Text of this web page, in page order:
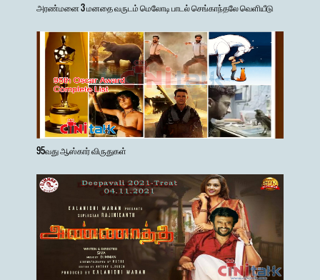
அரண்மனை 3 மனதை வருடம் மெலோடி பாடல் செங்காந்தலே வெளியீடு
95வது ஆஸ்கார் விருதுகள்